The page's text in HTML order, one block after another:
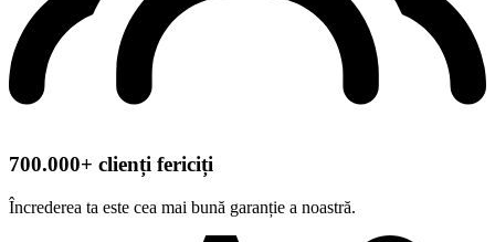
700.000+ clienți fericiți
Încrederea ta este cea mai bună garanție a noastră.